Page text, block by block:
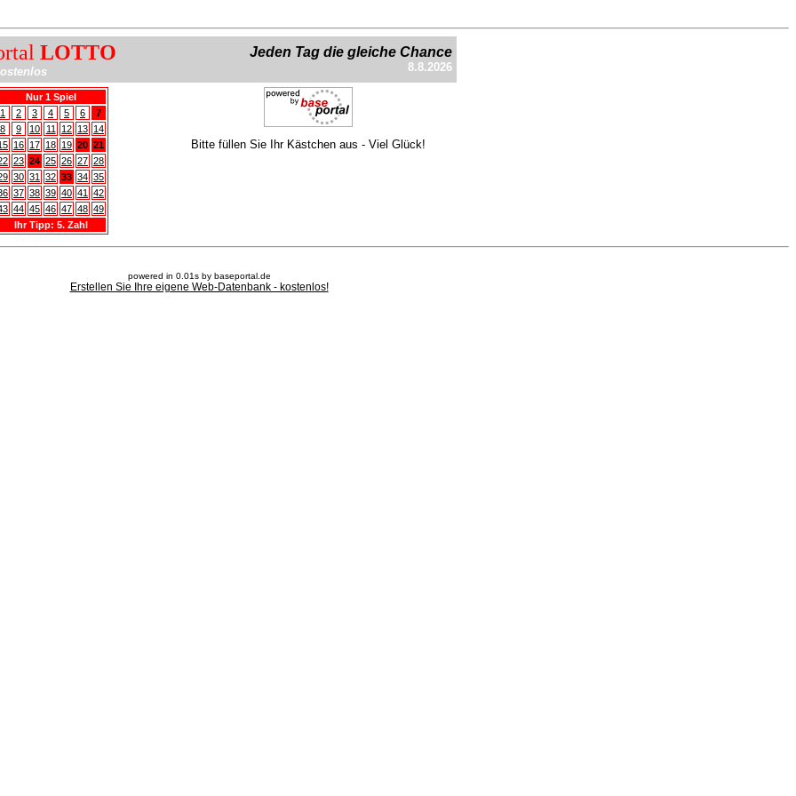
LOTTO Jeden Tag die gleiche Chance
8.8.2026
Nur 1 Spiel
1
2 3 4 5 6
7
8
9 10 11 12 13 14
16 17 18 19 20 21
23 24 25 26 27 28
30 31 32 33 34 35
37 38 39 40 41
42
44 45 46 47 48 49
Ihr Tipp: 5. Zahl
Bitte füllen Sie Ihr Kästchen aus - Viel Glück!
powered in 0.01s by baseportal.de
Erstellen Sie Ihre eigene Web-Datenbank - kostenlos!